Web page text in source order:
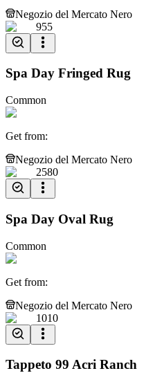
Negozio del Mercato Nero
955
Spa Day Fringed Rug
Common
Get from:
Negozio del Mercato Nero
2580
Spa Day Oval Rug
Common
Get from:
Negozio del Mercato Nero
1010
Tappeto 99 Acri Ranch